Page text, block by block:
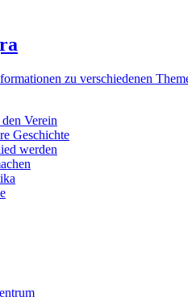
zu verschiedenen
Verein
Geschichte
werden